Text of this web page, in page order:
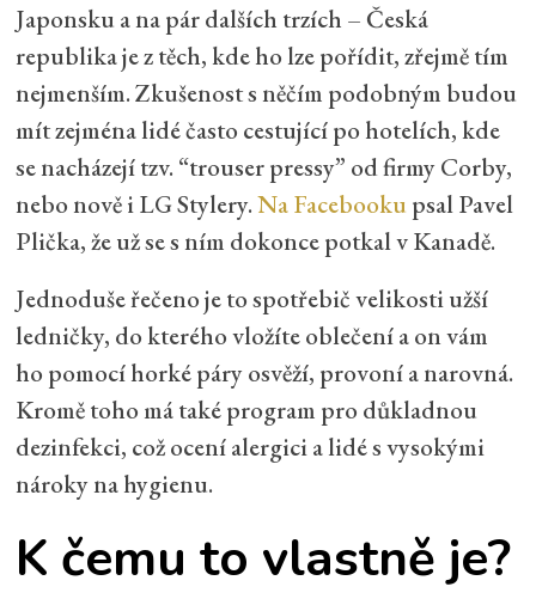
Japonsku a na pár dalších trzích – Česká
republika je z těch, kde ho lze pořídit, zřejmě tím
nejmenším. Zkušenost s něčím podobným budou
mít zejména lidé často cestující po hotelích, kde
se nacházejí tzv. “trouser pressy” od firmy Corby,
nebo nově i LG Stylery.Na Facebookupsal Pavel
Plička, že už se s ním dokonce potkal v Kanadě.
Jednoduše řečeno je to spotřebič velikosti užší
ledničky, do kterého vložíte oblečení a on vám
ho pomocí horké páry osvěží, provoní a narovná.
Kromě toho má také program pro důkladnou
dezinfekci, což ocení alergici a lidé s vysokými
nároky na hygienu.
K čemu to vlastně je?